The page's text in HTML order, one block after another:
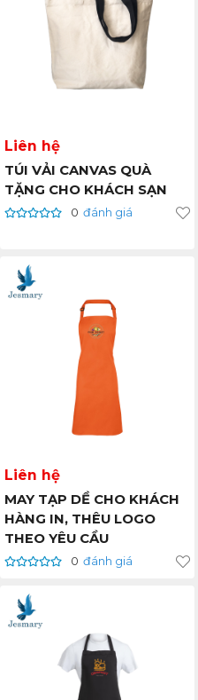
Liên hệ
TÚI VẢI CANVAS QUÀ
TẶNG CHO KHÁCH SẠN
0 đánh giá
Liên hệ
MAY TẠP DỀ CHO KHÁCH
HÀNG IN, THÊU LOGO
THEO YÊU CẦU
0 đánh giá